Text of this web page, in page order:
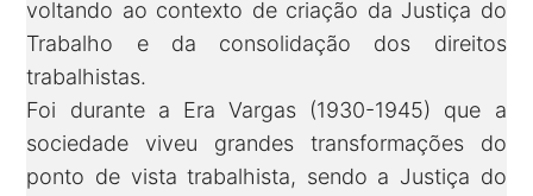
voltando ao contexto de criação da Justiça do
Trabalho e da consolidação dos direitos
trabalhistas.
Foi durante a Era Vargas (1930-1945) que a
sociedade viveu grandes transformações do
ponto de vista trabalhista, sendo a Justiça do